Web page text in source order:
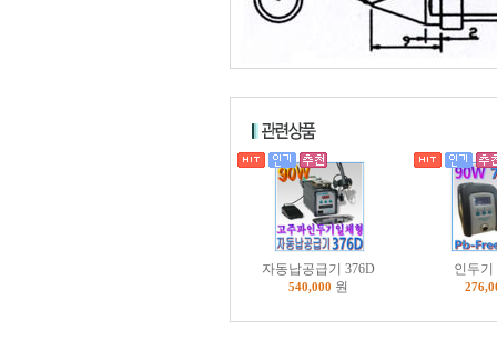
자동납공급기 376D
540,000 원
인두기